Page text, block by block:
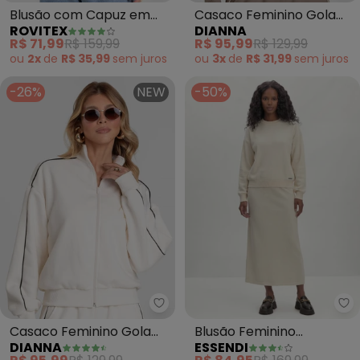
Blusão com Capuz em
Molecotton (Bege)
ROVITEX
R$ 71,99R$ 159,99
ou 2x de R$ 35,99 sem juros
Casaco Feminino Gola
Alta Dupla (Marrom)
DIANNA
R$ 95,99R$ 129,99
ou 3x de R$ 31,99 sem juros
-26% NEW
Dianna - Casaco Feminino
Casaco Feminino Gola
Alta Dupla (Bege)
DIANNA
-50%
Blusão Feminino
Moletinho (Natural)
ESSENDI